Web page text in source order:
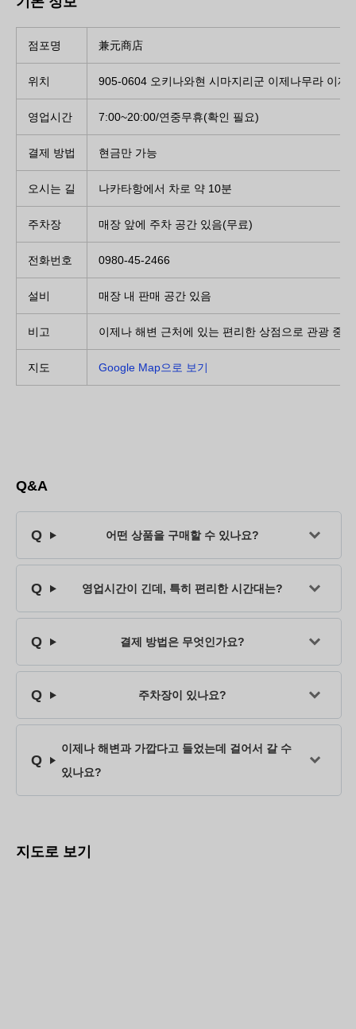
점포명 兼元商店
위치 905-0604 오키나와현 시마지리군 이제나무라 이제
영업시간 7:00~20:00/연중무휴(확인 필요)
결제 방법 현금만 가능
오시는 길 나카타항에서 차로 약 10분
주차장 매장 앞에 주차 공간 있음(무료)
전화번호 0980-45-2466
설비 매장 내 판매 공간 있음
비고 이제나 해변 근처에 있는 편리한 상점으로 관광 중
지도 Google Map으로 보기
Q&A
어떤 상품을 구매할 수 있나요?
영업시간이 긴데, 특히 편리한 시간대는?
결제 방법은 무엇인가요?
주차장이 있나요?
이제나 해변과 가깝다고 들었는데 걸어서 갈 수
있나요?
지도로 보기